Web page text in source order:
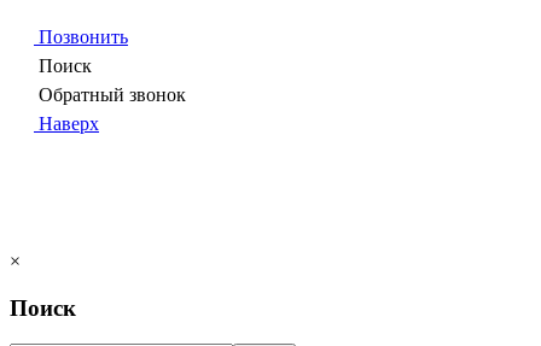
Позвонить
Поиск
Обратный звонок
Наверх
×
Поиск